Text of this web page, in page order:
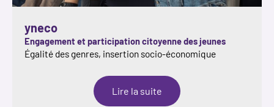
yneco
Engagement et participation citoyenne des jeunes
Égalité des genres, insertion socio-économique
Lire la suite
yneco